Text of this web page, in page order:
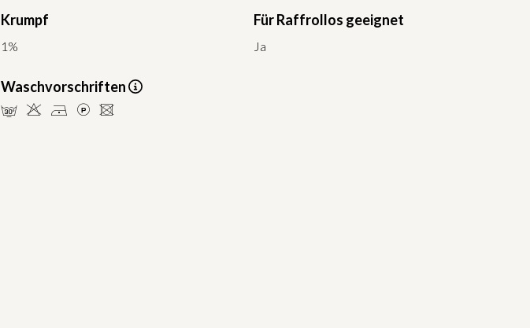
Krumpf
1%
Für Raffrollos geeignet
Ja
Waschvorschriften
mHDLU